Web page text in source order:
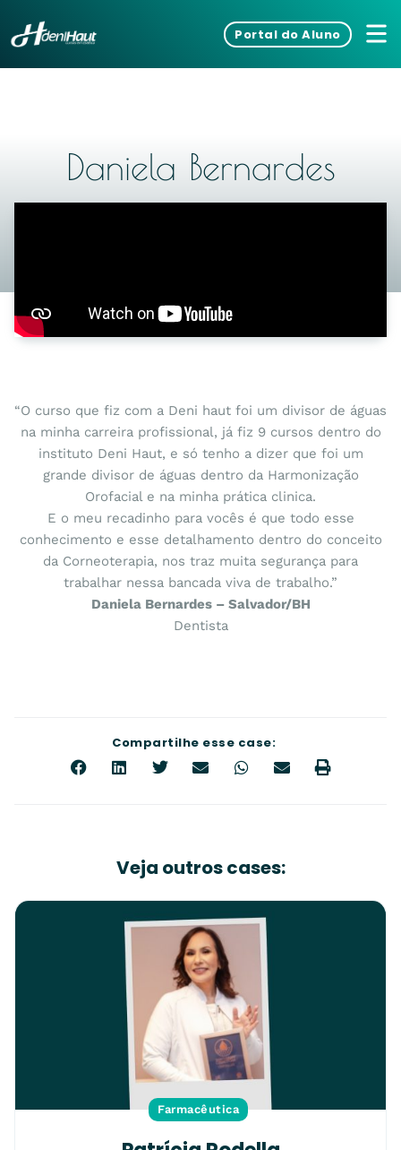
Portal do Aluno
Daniela Bernardes
“O curso que fiz com a Deni haut foi um divisor de águas
na minha carreira profissional, já fiz 9 cursos dentro do
instituto Deni Haut, e só tenho a dizer que foi um
grande divisor de águas dentro da Harmonização
Orofacial e na minha prática clinica.
E o meu recadinho para vocês é que todo esse
conhecimento e esse detalhamento dentro do conceito
da Corneoterapia, nos traz muita segurança para
trabalhar nessa bancada viva de trabalho.”
Daniela Bernardes – Salvador/BH
Dentista
Compartilhe esse case:
Veja outros cases:
Farmacêutica